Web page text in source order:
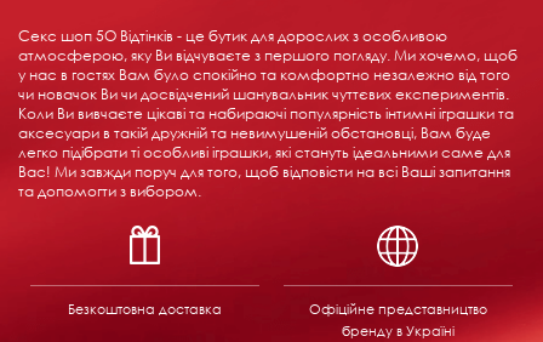
Секс шоп 5О Відтінків - це бутик для дорослих з особливою
атмосферою, яку Ви відчуваєте з першого погляду. Ми хочемо, щоб
у нас в гостях Вам було спокійно та комфортно незалежно від того
чи новачок Ви чи досвідчений шанувальник чуттєвих експериментів.
Коли Ви вивчаєте цікаві та набираючі популярність інтимні іграшки та
аксесуари в такій дружній та невимушеній обстановці, Вам буде
легко підібрати ті особливі іграшки, які стануть ідеальними саме для
Вас! Ми завжди поруч для того, щоб відповісти на всі Ваші запитання
та допомогти з вибором.
Безкоштовна доставка
Офіційне представництво
бренду в Україні